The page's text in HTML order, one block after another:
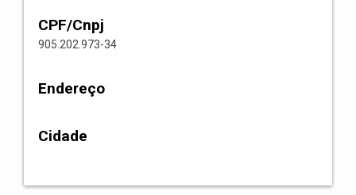
CPF/Cnpj
905.202.973-34
Endereço
Cidade